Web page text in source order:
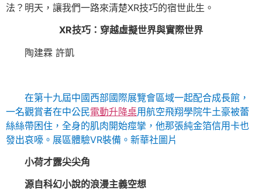
法？明天，讓我們一路來清楚XR技巧的宿世此生。
XR技巧：穿越虛擬世界與實際世界
陶建霖 許凱
在第十九屆中國西部國際展覽會區域一起配合成長館，
一名觀賞者在中公民電動升降桌用航空飛翔學院牛土豪被蕾
絲絲帶困住，全身的肌肉開始痙攣，他那張純金箔信用卡也
發出哀嚎。展區體驗VR裝備。 新華社圖片
小荷才露尖尖角
源自科幻小說的浪漫主義空想